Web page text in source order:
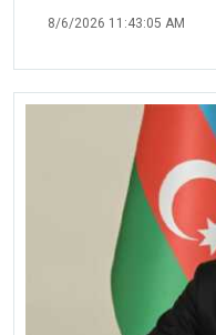
8/6/2026 11:43:05 AM